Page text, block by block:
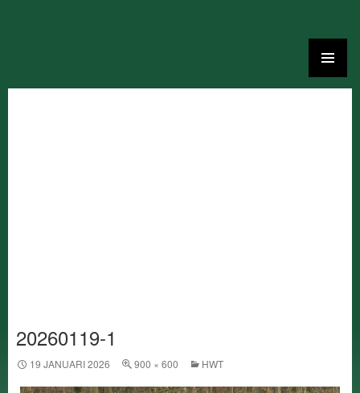
20260119-1
19 JANUARI 2026 900 × 600 HWT